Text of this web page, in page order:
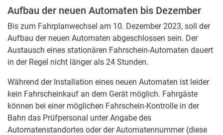
Aufbau der neuen Automaten bis Dezember
Bis zum Fahrplanwechsel am 10. Dezember 2023, soll der
Aufbau der neuen Automaten abgeschlossen sein. Der
Austausch eines stationären Fahrschein-Automaten dauert
in der Regel nicht länger als 24 Stunden.
Während der Installation eines neuen Automaten ist leider
kein Fahrscheinkauf an dem Gerät möglich. Fahrgäste
können bei einer möglichen Fahrschein-Kontrolle in der
Bahn das Prüfpersonal unter Angabe des
Automatenstandortes oder der Automatennummer (diese